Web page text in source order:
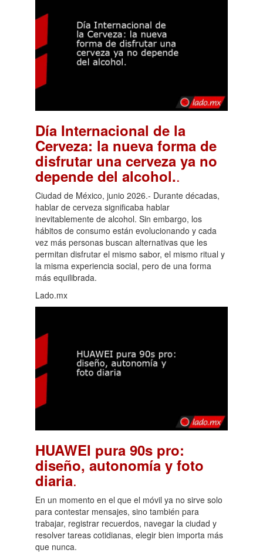
Día Internacional de la
Cerveza: la nueva forma de
disfrutar una cerveza ya no
depende del alcohol..
Ciudad de México, junio 2026.- Durante décadas,
hablar de cerveza significaba hablar
inevitablemente de alcohol. Sin embargo, los
hábitos de consumo están evolucionando y cada
vez más personas buscan alternativas que les
permitan disfrutar el mismo sabor, el mismo ritual y
la misma experiencia social, pero de una forma
más equilibrada.
Lado.mx
HUAWEI pura 90s pro:
diseño, autonomía y foto
diaria.
En un momento en el que el móvil ya no sirve solo
para contestar mensajes, sino también para
trabajar, registrar recuerdos, navegar la ciudad y
resolver tareas cotidianas, elegir bien importa más
que nunca.